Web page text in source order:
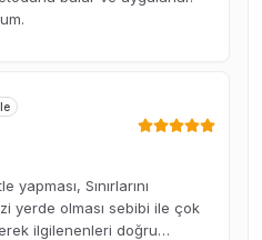
Sınırlarını
yerde olması sebibi ile çok
ilgilenenleri doğru